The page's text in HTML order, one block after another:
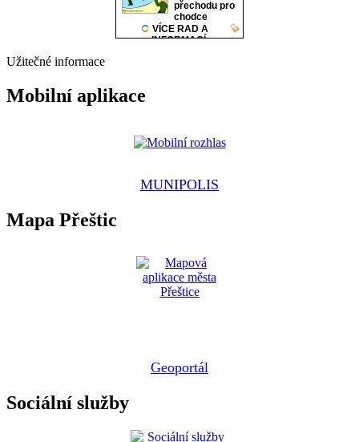
Užitečné informace
Mobilní aplikace
MUNIPOLIS
Mapa Přeštic
Geoportál
Sociální služby